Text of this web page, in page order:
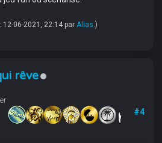
06-2021, 22:14 par Alias.)
rêve
#4